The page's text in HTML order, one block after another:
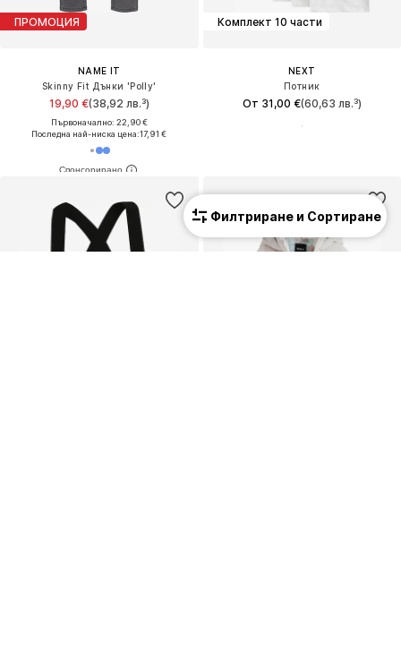
ПРОМОЦИЯ
NAME IT
Skinny Fit Дънки 'Polly'
19,90 €(38,92 лв.³)
Първоначално: 22,90 €
Последна най-ниска цена:17,91 €
Комплект 10 части
NEXT
Потник
От 31,00 €(60,63 лв.³)
Филтриране и Сортиране